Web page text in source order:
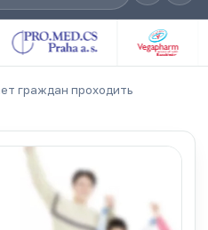
граждан проходить